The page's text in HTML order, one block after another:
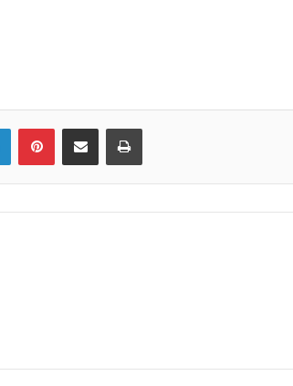
LinkedinPinterestPartager par email Imprimer